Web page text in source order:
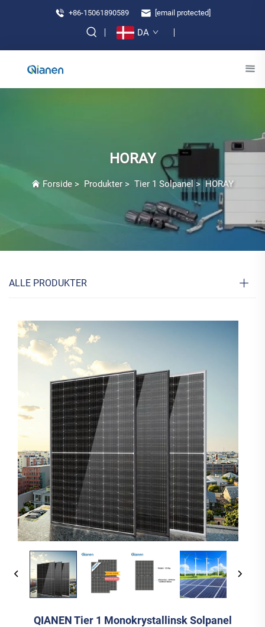
+86-15061890589 [email protected]
DA
HORAY
Forside > Produkter > Tier 1 Solpanel >HORAY
ALLE PRODUKTER
QIANEN Tier 1 Monokrystallinsk Solpanel